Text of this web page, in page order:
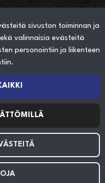
sivuston toiminnan ja
valinnaisia evästeitä
personointiin ja liikenteen